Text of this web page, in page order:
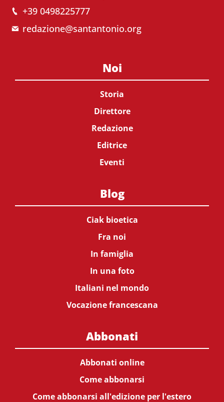
+39 0498225777
redazione@santantonio.org
Noi
Storia
Direttore
Redazione
Editrice
Eventi
Blog
Ciak bioetica
Fra noi
In famiglia
In una foto
Italiani nel mondo
Vocazione francescana
Abbonati
Abbonati online
Come abbonarsi
Come abbonarsi all'edizione per l'estero